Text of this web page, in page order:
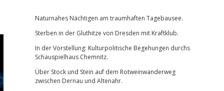
Naturnahes Nächtigen am traumhaften Tagebausee.
Sterben in der Gluthitze von Dresden mit Kraftklub.
In der Vorstellung: Kulturpolitische Begehungen durchs
Schauspielhaus Chemnitz.
Über Stock und Stein auf dem Rotweinwanderweg
zwischen Dernau und Altenahr.